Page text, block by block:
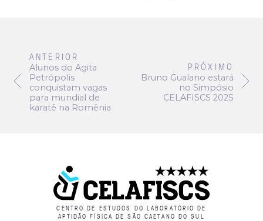
ANTERIOR
Alunos do Agita
Petrópolis
conquistam vagas
para mundial de
karatê na Romênia
PRÓXIMO
Bruno Gualano estará
no Simpósio
CELAFISCS 2025
CENTRO DE ESTUDOS DO LABORATÓRIO DE
APTIDÃO FÍSICA DE SÃO CAETANO DO SUL